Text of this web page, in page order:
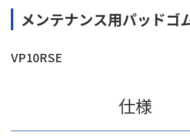
メンテナンス用パッドゴ
VP10RSE
仕様